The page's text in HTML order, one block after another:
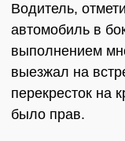
Водитель,
автомобиль в
выполнением
выезжал на
перекресток на
было прав.